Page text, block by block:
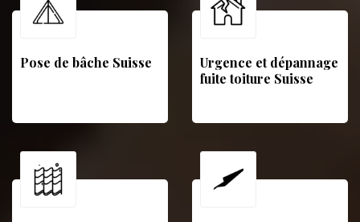
Pose de bâche Suisse
Urgence et dépannage
fuite toiture Suisse